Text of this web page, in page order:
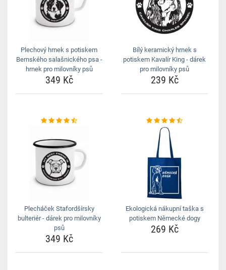
Plechový hrnek s potiskem
Bernského salašnického psa -
hrnek pro milovníky psů
349 Kč
Bílý keramický hrnek s
potiskem Kavalír King - dárek
pro milovníky psů
239 Kč
Plecháček Stafordšírsky
bulteriér - dárek pro milovníky
psů
349 Kč
Ekologická nákupní taška s
potiskem Německé dogy
269 Kč